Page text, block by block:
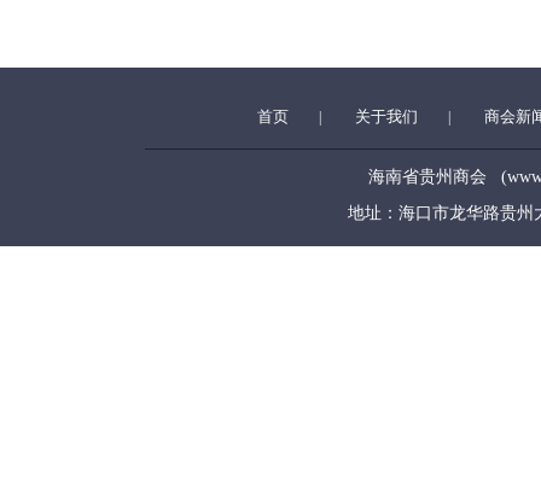
首页 关于我们 商会新
海南省贵州商会
地址：海口市龙华路贵州